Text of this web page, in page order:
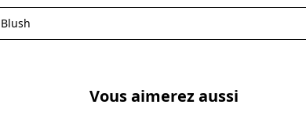
Blush
Vous aimerez aussi